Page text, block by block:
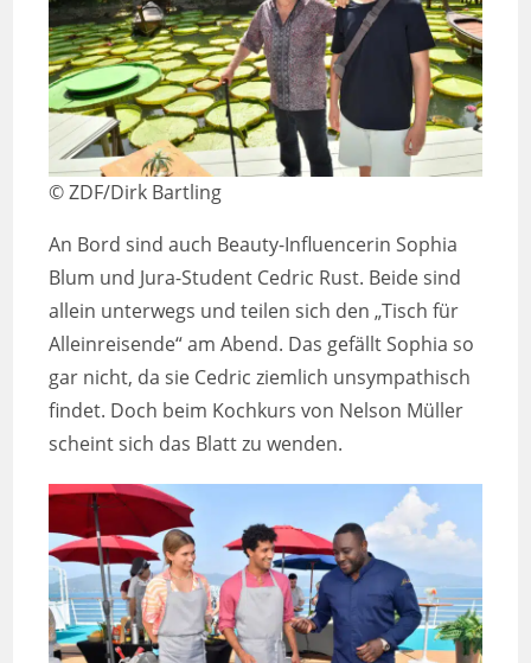
© ZDF/Dirk Bartling
An Bord sind auch Beauty-Influencerin Sophia
Blum und Jura-Student Cedric Rust. Beide sind
allein unterwegs und teilen sich den „Tisch für
Alleinreisende“ am Abend. Das gefällt Sophia so
gar nicht, da sie Cedric ziemlich unsympathisch
findet. Doch beim Kochkurs von Nelson Müller
scheint sich das Blatt zu wenden.